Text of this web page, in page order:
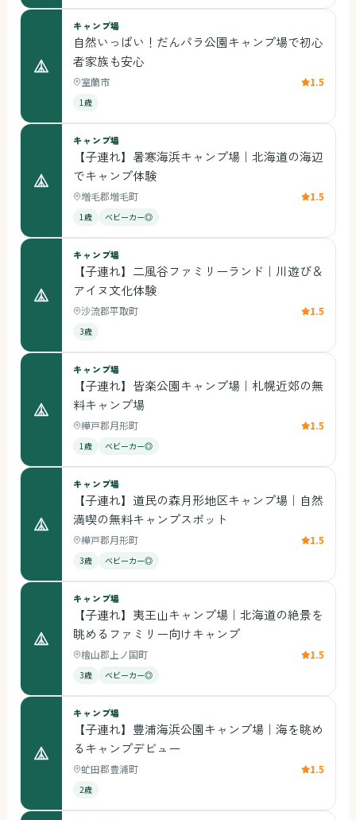
キャンプ場
自然いっぱい！だんパラ公園キャンプ場で初心
者家族も安心
室蘭市 1.5
1歳
キャンプ場
【子連れ】暑寒海浜キャンプ場｜北海道の海辺
でキャンプ体験
増毛郡増毛町 1.5
1歳 ベビーカー◎
キャンプ場
【子連れ】二風谷ファミリーランド｜川遊び＆
アイヌ文化体験
沙流郡平取町 1.5
3歳
キャンプ場
【子連れ】皆楽公園キャンプ場｜札幌近郊の無
料キャンプ場
樺戸郡月形町 1.5
1歳 ベビーカー◎
キャンプ場
【子連れ】道民の森月形地区キャンプ場｜自然
満喫の無料キャンプスポット
樺戸郡月形町 1.5
3歳 ベビーカー◎
キャンプ場
【子連れ】夷王山キャンプ場｜北海道の絶景を
眺めるファミリー向けキャンプ
檜山郡上ノ国町 1.5
3歳 ベビーカー◎
キャンプ場
【子連れ】豊浦海浜公園キャンプ場｜海を眺め
るキャンプデビュー
虻田郡豊浦町 1.5
2歳